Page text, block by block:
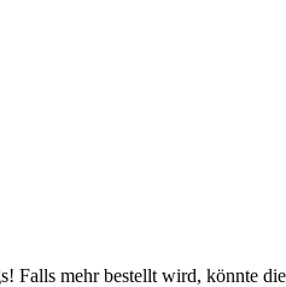
Falls mehr bestellt wird, könnte